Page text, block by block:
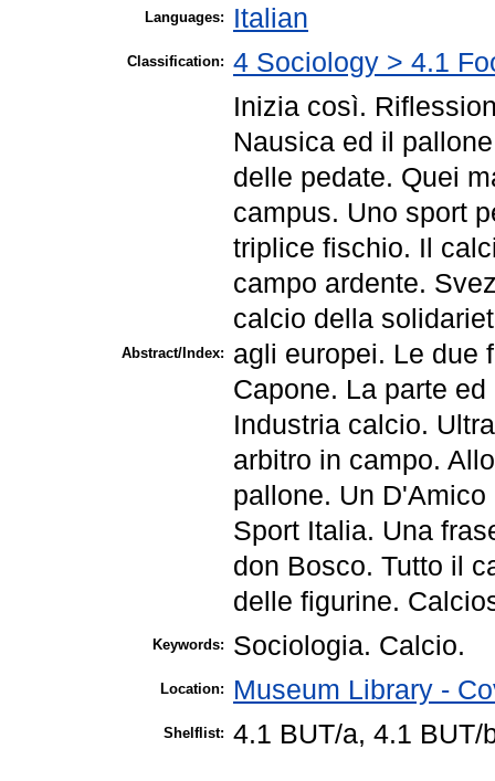
Languages: Italian
Classification: 4 Sociology > 4.1
Abstract/Index:
Inizia così.
Nausica ed il
delle pedate. Quei
campus. Uno sport
triplice fischio. Il
campo ardente.
calcio della
agli europei. Le due
Capone. La parte
Industria calcio.
arbitro in campo.
pallone. Un
Sport Italia. Una
don Bosco. Tutto il
delle figurine.
Keywords: Sociologia. Calcio.
Location: Museum Library -
Shelflist: 4.1 BUT/a, 4.1 BUT/